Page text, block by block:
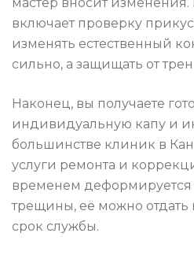
включает проверку
изменять естественный
сильно, а защищать от
Наконец, вы получаете
индивидуальную капу и
большинстве клиник в
услуги ремонта и
временем деформируется
трещины, её можно отдать
срок службы.